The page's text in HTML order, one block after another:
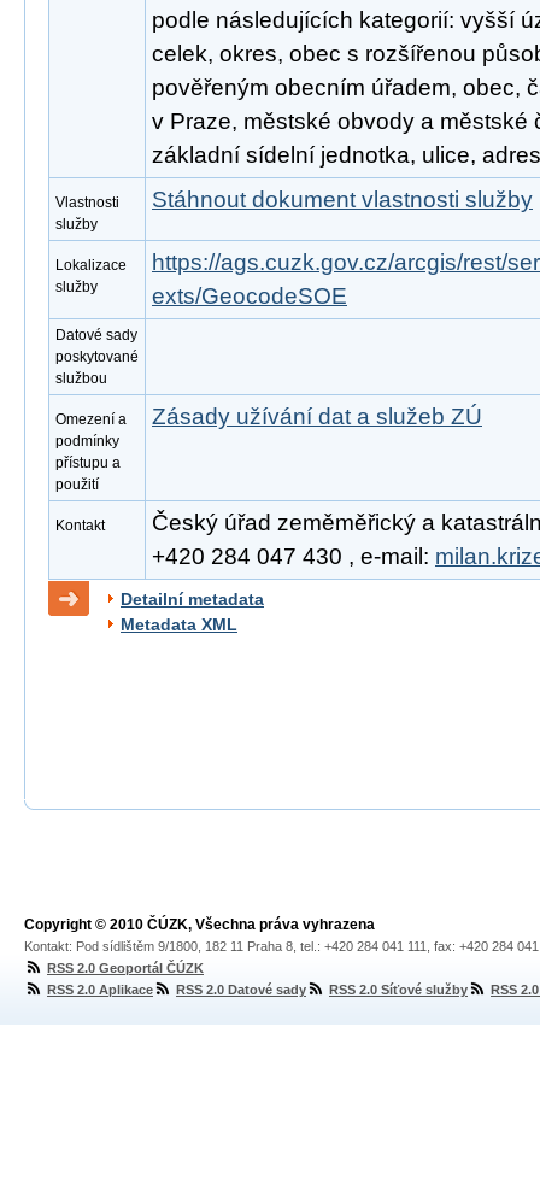
podle následujících kategorií: vyšší
celek, okres, obec s rozšířenou
pověřeným obecním úřadem, obec,
v Praze, městské obvody a městské
základní sídelní jednotka, ulice,
Vlastnosti
služby
Stáhnout dokument vlastnosti služby
Lokalizace
služby
https://ags.cuzk.gov.cz/arcgis/rest/
exts/GeocodeSOE
Datové sady
poskytované
službou
Omezení a
podmínky
přístupu a
použití
Zásady užívání dat a služeb ZÚ
Kontakt
Český úřad zeměměřický a
+420 284 047 430 , e-mail:
Detailní metadata
Metadata XML
Copyright © 2010 ČÚZK, Všechna práva vyhrazena
Kontakt: Pod sídlištěm 9/1800, 182 11 Praha 8, tel.: +420 284 041 111, fax: +420 284
RSS 2.0 Geoportál ČÚZK
RSS 2.0 Aplikace
RSS 2.0 Datové sady RSS 2.0 Síťové služby RSS